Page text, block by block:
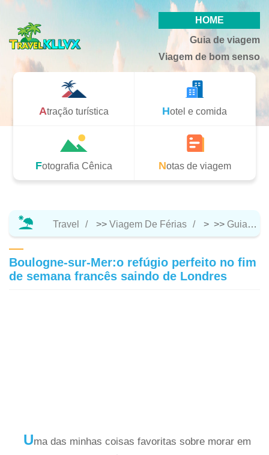
HOME
Guia de viagem
Viagem de bom senso
Atração turística Hotel e comida
Fotografia Cênica Notas de viagem
Travel >> Viagem De Férias > >> Guia De Viagem
Boulogne-sur-Mer:o refúgio perfeito no fim
de semana francês saindo de Londres
Uma das minhas coisas favoritas sobre morar em